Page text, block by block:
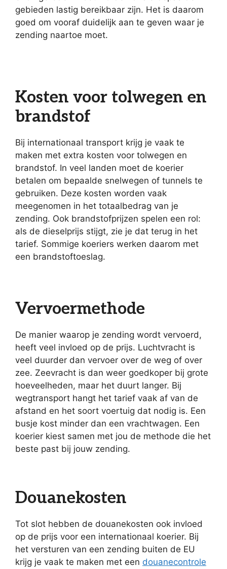
gebieden lastig bereikbaar zijn. Het is daarom
goed om vooraf duidelijk aan te geven waar je
zending naartoe moet.
Kosten voor tolwegen en
brandstof
Bij internationaal transport krijg je vaak te
maken met extra kosten voor tolwegen en
brandstof. In veel landen moet de koerier
betalen om bepaalde snelwegen of tunnels te
gebruiken. Deze kosten worden vaak
meegenomen in het totaalbedrag van je
zending. Ook brandstofprijzen spelen een rol:
als de dieselprijs stijgt, zie je dat terug in het
tarief. Sommige koeriers werken daarom met
een brandstoftoeslag.
Vervoermethode
De manier waarop je zending wordt vervoerd,
heeft veel invloed op de prijs. Luchtvracht is
veel duurder dan vervoer over de weg of over
zee. Zeevracht is dan weer goedkoper bij grote
hoeveelheden, maar het duurt langer. Bij
wegtransport hangt het tarief vaak af van de
afstand en het soort voertuig dat nodig is. Een
busje kost minder dan een vrachtwagen. Een
koerier kiest samen met jou de methode die het
beste past bij jouw zending.
Douanekosten
Tot slot hebben de douanekosten ook invloed
op de prijs voor een internationaal koerier. Bij
het versturen van een zending buiten de EU
krijg je vaak te maken met een douanecontrole